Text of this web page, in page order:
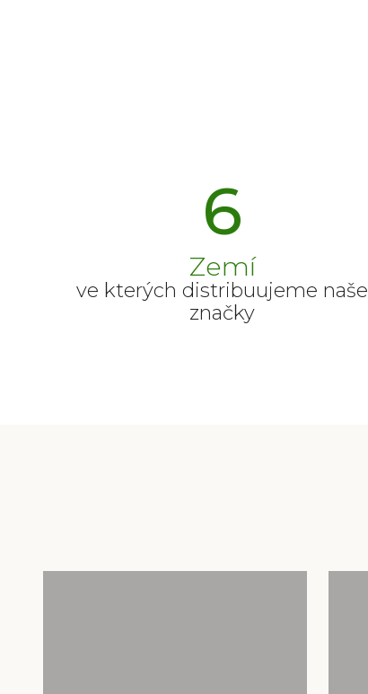
6
Zemí
ve kterých distribuujeme naše
značky